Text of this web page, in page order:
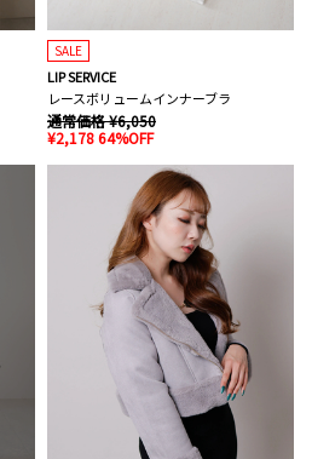
SALE
LIP SERVICE
レースボリュームインナーブラ
通常価格 ¥6,050
¥2,178 64%OFF